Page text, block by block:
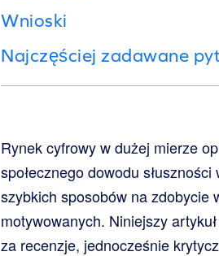
Wnioski
Najczęściej zadawane
Rynek cyfrowy w dużej mierze
społecznego dowodu
szybkich sposobów na zdobycie
motywowanych. Niniejszy
za recenzje, jednocześnie